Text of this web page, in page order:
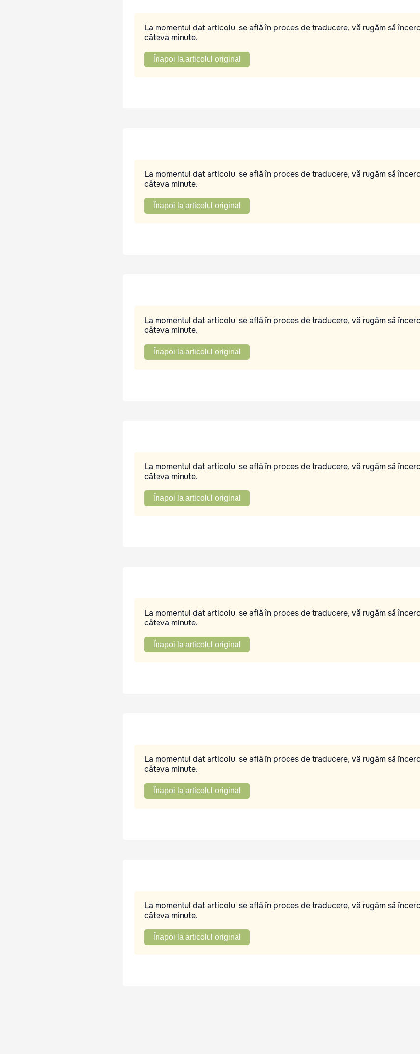
La momentul dat articolul se află în proces de traducere, vă rugăm să
câteva minute.
Înapoi la articolul original
La momentul dat articolul se află în proces de traducere, vă rugăm să
câteva minute.
Înapoi la articolul original
La momentul dat articolul se află în proces de traducere, vă rugăm să
câteva minute.
Înapoi la articolul original
La momentul dat articolul se află în proces de traducere, vă rugăm să
câteva minute.
Înapoi la articolul original
La momentul dat articolul se află în proces de traducere, vă rugăm să
câteva minute.
Înapoi la articolul original
La momentul dat articolul se află în proces de traducere, vă rugăm să
câteva minute.
Înapoi la articolul original
La momentul dat articolul se află în proces de traducere, vă rugăm să
câteva minute.
Înapoi la articolul original